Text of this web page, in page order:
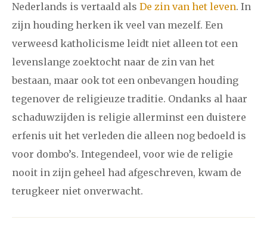
Nederlands is vertaald als De zin van het leven. In
zijn houding herken ik veel van mezelf. Een
verweesd katholicisme leidt niet alleen tot een
levenslange zoektocht naar de zin van het
bestaan, maar ook tot een onbevangen houding
tegenover de religieuze traditie. Ondanks al haar
schaduwzijden is religie allerminst een duistere
erfenis uit het verleden die alleen nog bedoeld is
voor dombo’s. Integendeel, voor wie de religie
nooit in zijn geheel had afgeschreven, kwam de
terugkeer niet onverwacht.